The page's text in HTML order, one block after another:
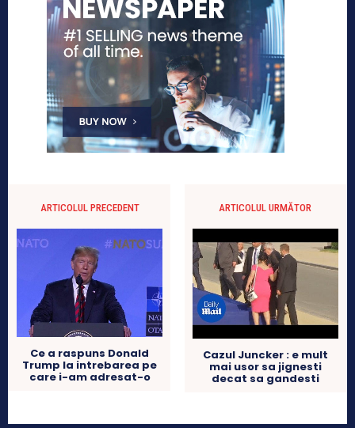
ARTICOLUL PRECEDENT
Ce a raspuns Donald
Trump la intrebarea pe
care i-am adresat-o
ARTICOLUL URMĂTOR
Cazul Juncker : e mult
mai usor sa jignesti
decat sa gandesti